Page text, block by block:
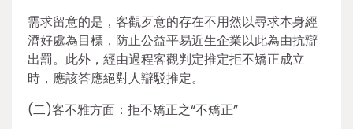
需求留意的是，客觀歹意的存在不用然以尋求本身經
濟好處為目標，防止公益平易近生企業以此為由抗辯
出罰。此外，經由過程客觀判定推定拒不矯正成立
時，應該答應絕對人辯駁推定。
(二)客不雅方面：拒不矯正之“不矯正”